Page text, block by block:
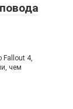
Fallout 4,
чем